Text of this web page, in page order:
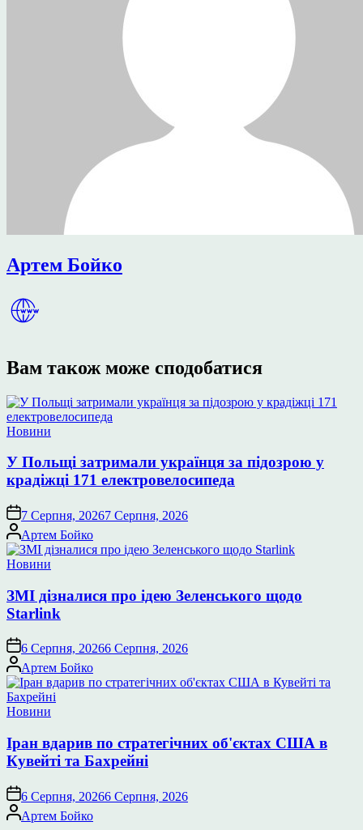
Артем Бойко
Вам також може сподобатися
Опублікувати
Новини
У Польщі затримали українця за підозрою у
крадіжці 171 електровелосипеда
7 Серпня, 20267 Серпня, 2026
Опубліковано
Артем Бойко
Опублікувати
Новини
ЗМІ дізналися про ідею Зеленського щодо
Starlink
6 Серпня, 20266 Серпня, 2026
Опубліковано
Артем Бойко
Опублікувати
Новини
Іран вдарив по стратегічних об'єктах США в
Кувейті та Бахрейні
6 Серпня, 20266 Серпня, 2026
Опубліковано
Артем Бойко